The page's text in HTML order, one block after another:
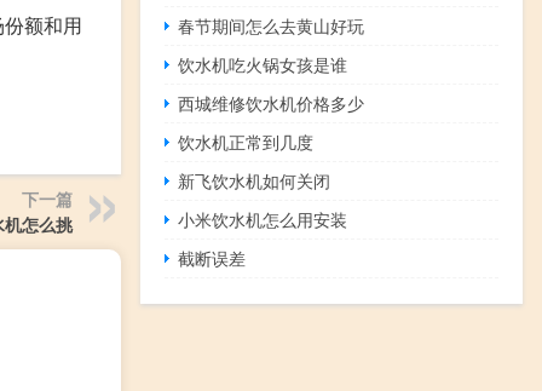
额和用
下一篇
机怎么挑
春节期间怎么去黄山好玩
饮水机吃火锅女孩是谁
西城维修饮水机价格多少
饮水机正常到几度
新飞饮水机如何关闭
小米饮水机怎么用安装
截断误差